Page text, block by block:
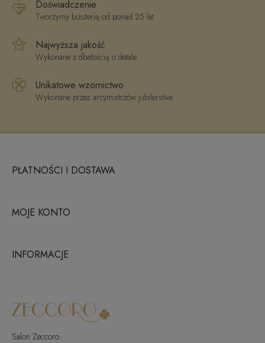
Doświadczenie
Tworzymy biżuterię od ponad 25 lat
Najwyższa jakość
Wykonane z dbałością o detale
Unikatowe wzornictwo
Wykonane przez arcymistrzów jubilerstwa
PŁATNOŚCI I DOSTAWA
MOJE KONTO
INFORMACJE
Salon Zeccoro